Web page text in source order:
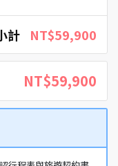
計 NT$59,900
NT$59,900